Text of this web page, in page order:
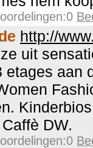
http://
uit
etages aan
DW.